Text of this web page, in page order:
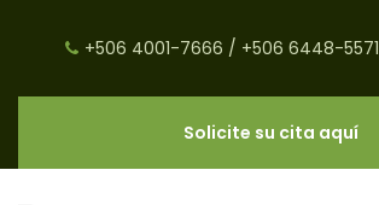
+506 4001-7666 / +506 6448-5571
Solicite su cita aquí